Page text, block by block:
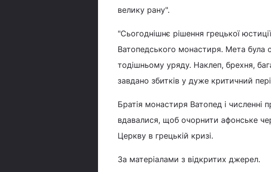
велику рану".
"Сьогоднішнє рішення грецької
Ватопедського монастиря. Мета
тодішньому уряду. Наклеп, брехня,
завдано збитків у дуже критичний
Братія монастиря Ватопед і
вдавалися, щоб очорнити афонське
Церкву в грецькій кризі.
За матеріалами з відкритих джерел.